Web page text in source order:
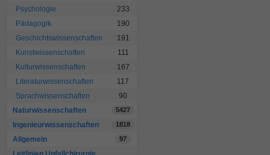
Psychologie
233
Pädagogik
190
Geschichtswissenschaften
191
Kunstwissenschaften
111
Kulturwissenschaften
167
Literaturwissenschaften
117
Sprachwissenschaften
90
Naturwissenschaften
5427
Ingenieurwissenschaften 1818
Allgemein 97